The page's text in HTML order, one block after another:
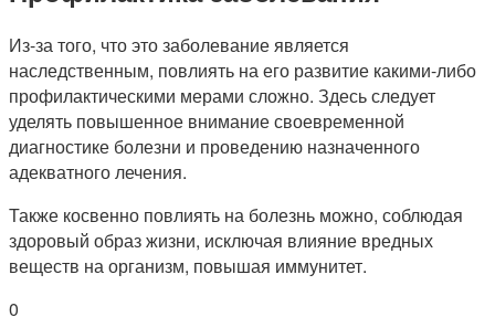
Из-за того, что это заболевание является
наследственным, повлиять на его развитие какими-либо
профилактическими мерами сложно. Здесь следует
уделять повышенное внимание своевременной
диагностике болезни и проведению назначенного
адекватного лечения.
Также косвенно повлиять на болезнь можно, соблюдая
здоровый образ жизни, исключая влияние вредных
веществ на организм, повышая иммунитет.
0